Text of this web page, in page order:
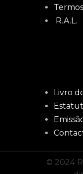
R.A.L.
Livro
© 2024